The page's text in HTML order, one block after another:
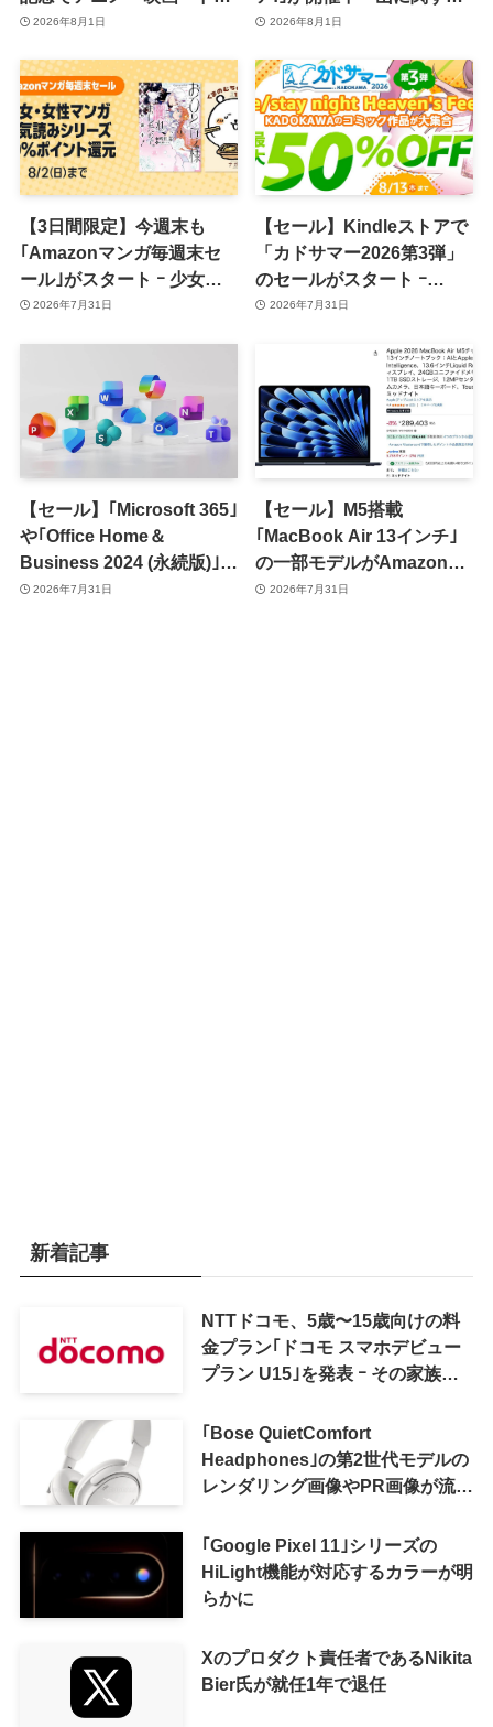
マ化された人気原作コミッ
or 110円均一に
2026年8月1日
タイトルが最大50％オフに
2026年8月1日
【3日間限定】今週末も
｢Amazonマンガ毎週末セ
ール｣がスタート ｰ 少女・
女性マンガが50％ポイント
2026年7月31日
【セール】Kindleストアで
「カドサマー2026第3弾」
のセールがスタート ｰ
KADOKAWAのコミックが
2026年7月31日
【セール】｢Microsoft 365｣
や｢Office Home＆
Business 2024 (永続版)｣が
｢Amazon暮らし応援サマ
2026年7月31日
【セール】M5搭載
｢MacBook Air 13インチ｣
の一部モデルがAmazonで
実質最大10％オフに
2026年7月31日
新着記事
NTTドコモ、5歳〜15歳向けの料
金プラン｢ドコモ スマホデビュー
プラン U15｣を発表 ｰ その家族が
｢Bose QuietComfort
Headphones｣の第2世代モデルの
レンダリング画像やPR画像が流出
｢Google Pixel 11｣シリーズの
HiLight機能が対応するカラーが明
らかに
Xのプロダクト責任者であるNikita
Bier氏が就任1年で退任